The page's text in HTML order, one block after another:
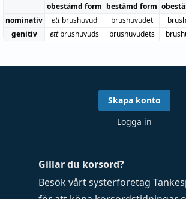
obestämd form bestämd form
nominativ
ettbrushuvud brushuvudet
genitiv
ettbrushuvuds brushuvudets
Gillar du korsord?
Besök vårt systerföretag
Skapa konto
Logga in